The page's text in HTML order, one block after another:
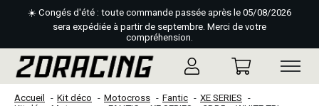
☀️ Congés d'été : toute commande passée après le 05/08/2026
sera expédiée à partir de septembre. Merci de votre
compréhension.
Accueil Kit déco Motocross Fantic
XE SERIES